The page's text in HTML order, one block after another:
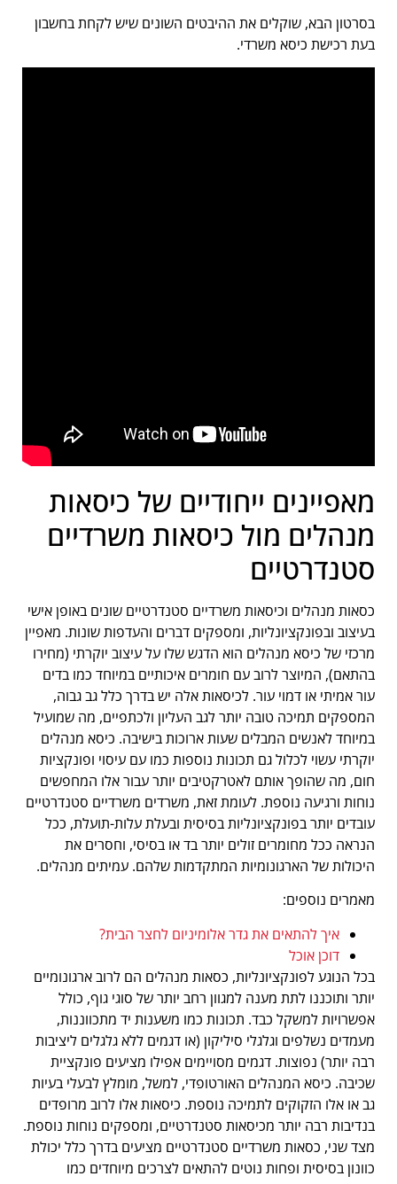
בסרטון הבא, שוקלים את ההיבטים השונים שיש לקחת בחשבון
בעת רכישת כיסא משרדי.
מאפיינים ייחודיים של כיסאות
מנהלים מול כיסאות משרדיים
סטנדרטיים
כסאות מנהלים וכיסאות משרדיים סטנדרטיים שונים באופן אישי
בעיצוב ובפונקציונליות, ומספקים דברים והעדפות שונות. מאפיין
מרכזי של כיסא מנהלים הוא הדגש שלו על עיצוב יוקרתי (מחירו
בהתאם), המיוצר לרוב עם חומרים איכותיים במיוחד כמו בדים
עור אמיתי או דמוי עור. לכיסאות אלה יש בדרך כלל גב גבוה,
המספקים תמיכה טובה יותר לגב העליון ולכתפיים, מה שמועיל
במיוחד לאנשים המבלים שעות ארוכות בישיבה. כיסא מנהלים
יוקרתי עשוי לכלול גם תכונות נוספות כמו עם עיסוי ופונקציות
חום, מה שהופך אותם לאטרקטיבים יותר עבור אלו המחפשים
נוחות ורגיעה נוספת. לעומת זאת, משרדים משרדיים סטנדרטיים
עובדים יותר בפונקציונליות בסיסית ובעלת עלות-תועלת, ככל
הנראה ככל מחומרים זולים יותר בד או בסיסי, וחסרים את
היכולות של הארגונומיות המתקדמות שלהם. עמיתים מנהלים.
מאמרים נוספים:
איך להתאים את גדר אלומיניום לחצר הבית?
דוכן אוכל
בכל הנוגע לפונקציונליות, כסאות מנהלים הם לרוב ארגונומיים
יותר ותוכננו לתת מענה למגוון רחב יותר של סוגי גוף, כולל
אפשרויות למשקל כבד. תכונות כמו משענות יד מתכווננות,
מעמדים נשלפים וגלגלי סיליקון (או דגמים ללא גלגלים ליציבות
רבה יותר) נפוצות. דגמים מסויימים אפילו מציעים פונקציית
שכיבה. כיסא המנהלים האורטופדי, למשל, מומלץ לבעלי בעיות
גב או אלו הזקוקים לתמיכה נוספת. כיסאות אלו לרוב מרופדים
בנדיבות רבה יותר מכיסאות סטנדרטיים, ומספקים נוחות נוספת.
מצד שני, כסאות משרדיים סטנדרטיים מציעים בדרך כלל יכולת
כוונון בסיסית ופחות נוטים להתאים לצרכים מיוחדים כמו